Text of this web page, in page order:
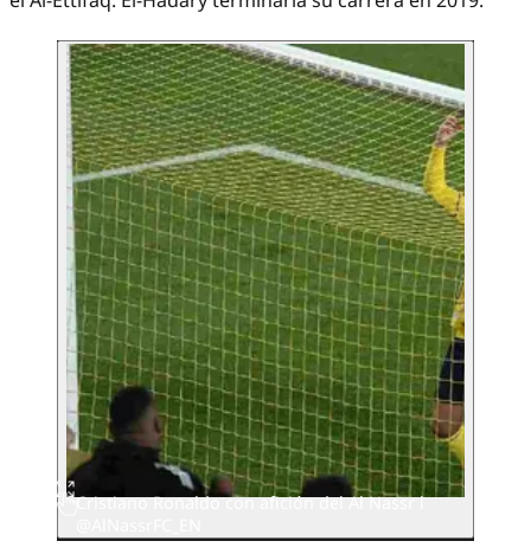
Cristiano Ronaldo con afición del Al Nassr l